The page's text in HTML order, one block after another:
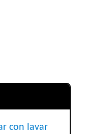
con lavar